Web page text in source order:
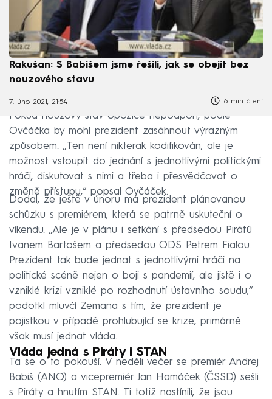
Rakušan: S Babišem jsme řešili, jak se obejít bez
nouzového stavu
7. úno 2021, 21:54 6 min čtení
Pokud nouzový stav opozice nepodpoří, podle
Ovčáčka by mohl prezident zasáhnout výrazným
způsobem. „Ten není nikterak kodifikován, ale je
možnost vstoupit do jednání s jednotlivými politickými
hráči, diskutovat s nimi a třeba i přesvědčovat o
změně přístupu,“ popsal Ovčáček.
Dodal, že ještě v únoru má prezident plánovanou
schůzku s premiérem, která se patrně uskuteční o
víkendu. „Ale je v plánu i setkání s předsedou Pirátů
Ivanem Bartošem a předsedou ODS Petrem Fialou.
Prezident tak bude jednat s jednotlivými hráči na
politické scéně nejen o boji s pandemií, ale jistě i o
vzniklé krizi vzniklé po rozhodnutí ústavního soudu,“
podotkl mluvčí Zemana s tím, že prezident je
pojistkou v případě prohlubující se krize, primárně
však musí jednat vláda.
Vláda jedná s Piráty i STAN
Ta se o to pokouší. V neděli večer se premiér Andrej
Babiš (ANO) a vicepremiér Jan Hamáček (ČSSD) sešli
s Piráty a hnutím STAN. Ti totiž nastínili, že jsou